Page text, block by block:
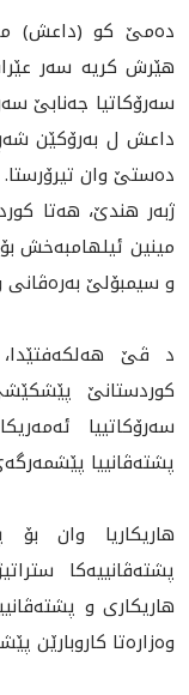
دەمێ کو (داعش)
هێرش کریە سەر
سه‌رۆكاتيا جه‌نابێ
داعش ل بەرۆكێن
دەستێ وان تیرۆرستا.
ژبه‌ر هندێ، هەتا
مینين ئیلهامبه‌خش
و سیمبۆلێ بەره‌ڤانى
د ڤێ
کوردستانێ
سه‌رۆكاتييا
پشتەڤانییا
هاریکاریا وان
پشتەڤانییەکا
هاريكارى و
وەزارەتا کاروبارێن